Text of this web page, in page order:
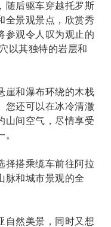
随后驱车穿越托罗斯
全景观景点，欣赏秀
参观令人叹为观止的
以其独特的岩层和
崖和瀑布环绕的木栈
您还可以在冰冷清澈
山间空气，尽情享受
择搭乘缆车前往阿拉
脉和城市景观的全
自然美景，同时又想